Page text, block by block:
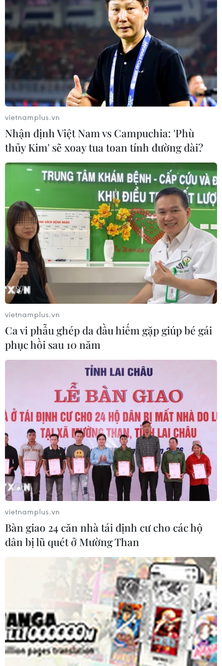
03/08/2026 00:50
Iran và Oman sắp đạt thỏa thuận về
tuyến hàng hải mới tại eo biển
Hormuz
02/08/2026 22:47
Yemen có thể trở thành mặt
trận quyết định của xung đột Mỹ-
Iran?
02/08/2026 13:33
Israel hoài nghi việc Hamas giải giáp
theo thỏa thuận Gaza
02/08/2026 13:32
Xung đột tại Trung Đông: Mỹ và
Israel nêu điều kiện tạm hoãn tấn
công Iran
Toàn cảnh thế giới: Israel
công toàn diện Iran
Israel nâng mức cảnh báo trước khả
năng Mỹ tấn công Iran
02/08/2026 01:10
Xem thêm
CƠ QUAN CHỦ QUẢN: THÔNG TẤN XÃ VIỆT NAM
Tổng Biên tập: TRẦN TIẾN DUẨN
Phó Tổng Biên tập: NGUYỄN THỊ TÁM, KHÚC THANH
THỦY
Sở hữu trí tuệ
Quy định sử dụng
RSS
Hỗ trợ
vietnamplus.vn
Nhận định Việt Nam vs Campuchia: 'Phù
thủy Kim' sẽ xoay tua toan tính đường dài?
vietnamplus.vn
Ca vi phẫu ghép da đầu hiếm gặp giúp bé gái
phục hồi sau 10 năm
vietnamplus.vn
Bàn giao 24 căn nhà tái định cư cho các hộ
dân bị lũ quét ở Mường Than